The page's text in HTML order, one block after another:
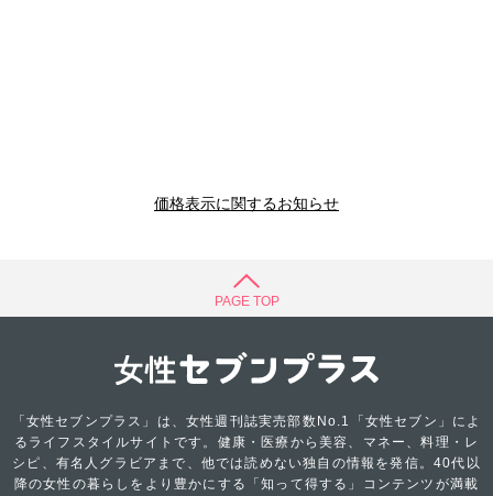
価格表示に関するお知らせ
PAGE TOP
「女性セブンプラス」は、女性週刊誌実売部数No.1「女性セブン」によ
るライフスタイルサイトです。健康・医療から美容、マネー、料理・レ
シピ、有名人グラビアまで、他では読めない独自の情報を発信。40代以
降の女性の暮らしをより豊かにする「知って得する」コンテンツが満載